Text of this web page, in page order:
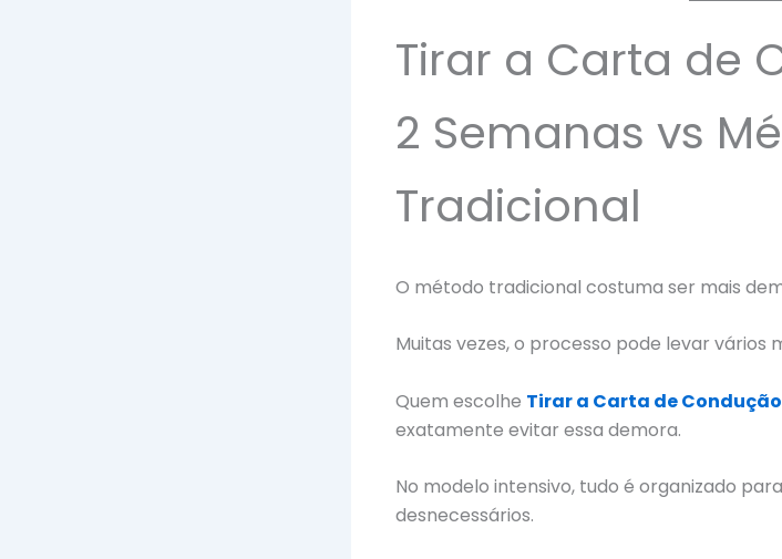
Tirar a Carta de
2 Semanas vs
Tradicional
O método tradicional costuma ser mais
Muitas vezes, o processo pode levar vários
Quem escolhe Tirar a Carta de
exatamente evitar essa demora.
No modelo intensivo, tudo é organizado
desnecessários.